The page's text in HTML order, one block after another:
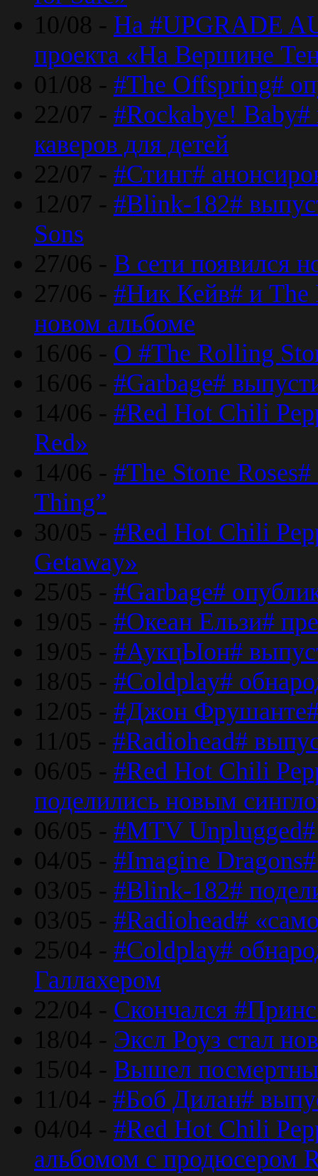
10/08 - На #UPGRADE
проекта «На Вершине
01/08 - #The Offspring#
22/07 - #Rockabye!
каверов для детей
22/07 - #Стинг#
12/07 - #Blink-182#
Sons
27/06 - В сети появился
27/06 - #Ник Кейв# и The
новом альбоме
16/06 - О #The Rolling
16/06 - #Garbage#
14/06 - #Red Hot Chili
Red»
14/06 - #The Stone
Thing”
30/05 - #Red Hot Chili
Getaway»
25/05 - #Garbage#
19/05 - #Океан Ельзи#
19/05 - #АукцЫон#
18/05 - #Coldplay#
12/05 - #Джон
11/05 - #Radiohead#
06/05 - #Red Hot Chili
поделились новым
06/05 - #MTV Unplugged#
04/05 - #Imagine
03/05 - #Blink-182#
03/05 - #Radiohead#
25/04 - #Coldplay#
Галлахером
22/04 - Скончался
18/04 - Эксл Роуз стал
15/04 - Вышел
11/04 - #Боб Дилан#
04/04 - #Red Hot Chili
альбомом с продюсером